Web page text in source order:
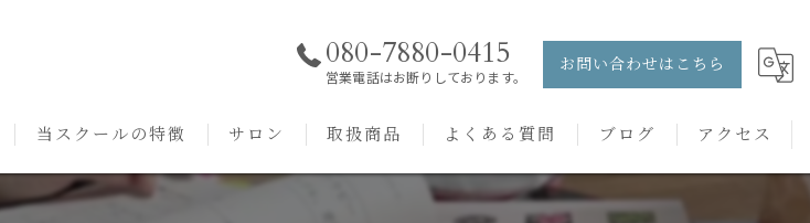
080-7880-0415
営業電話はお断りしております。
お問い合わせはこちら
当スクールの特徴
資格
サロン 取扱商品 よくある質問 ブログ アクセス